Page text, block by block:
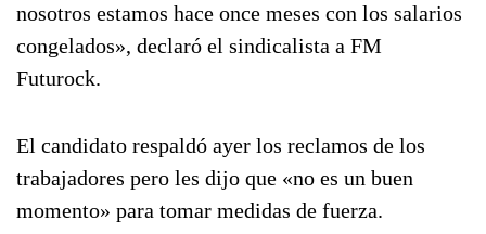
nosotros estamos hace once meses con los salarios
congelados», declaró el sindicalista a FM
Futurock.
El candidato respaldó ayer los reclamos de los
trabajadores pero les dijo que «no es un buen
momento» para tomar medidas de fuerza.